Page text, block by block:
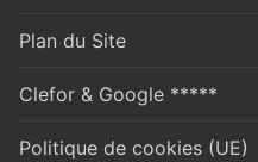
Plan du Site
Clefor & Google *****
Politique de cookies (UE)